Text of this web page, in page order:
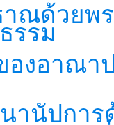
ณด้วยพ
รรม
องอาณา
านัปการ